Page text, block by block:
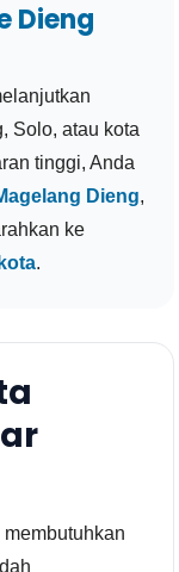
Dieng
Solo, atau kota
tinggi, Anda
Dieng,
ke
.